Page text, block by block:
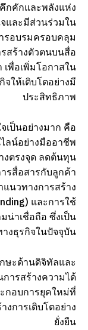
กคักและพลังแห่ง
และมีส่วนร่วมใน
รอบรมครอบคลุม
สร้างตัวตนบนสื่อ
พื่อเพิ่มโอกาสใน
ให้เติบโตอย่างมี
ประสิทธิภาพ
ป็นอย่างมาก คือ
ลน์อย่างมืออาชีพ
งตรงจุด ลดต้นทุน
รสื่อสารกับลูกค้า
นวทางการสร้าง
และการใช้
น่าเชื่อถือ ซึ่งเป็น
งธุรกิจในปัจจุบัน
ษะด้านดิจิทัลและ
ารสร้างความได้
กอบการยุคใหม่ที่
งการเติบโตอย่าง
ยั่งยืน